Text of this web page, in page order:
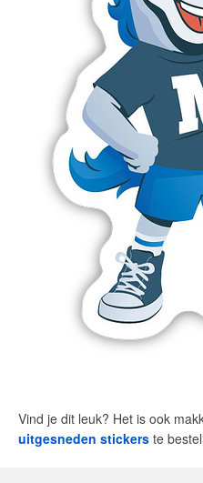
Vind je dit leuk? Het is ook
uitgesneden stickers te